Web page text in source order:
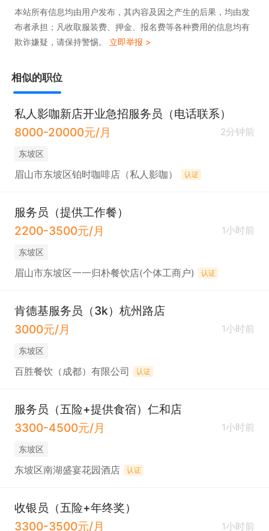
本站所有信息均由用户发布，其内容及因之产生的后果，均由发
布者承担；凡收取服装费、押金、报名费等各种费用的信息均有
欺诈嫌疑，请保持警惕。 立即举报 >
相似的职位
私人影咖新店开业急招服务员（电话联系）
8000-20000元/月
2分钟前
东坡区
眉山市东坡区铂时咖啡店（私人影咖） 认证
服务员（提供工作餐）
2200-3500元/月
1小时前
东坡区
眉山市东坡区一一归朴餐饮店(个体工商户) 认证
肯德基服务员（3k）杭州路店
3000元/月
1小时前
东坡区
百胜餐饮（成都）有限公司 认证
服务员（五险+提供食宿）仁和店
3300-4500元/月
1小时前
东坡区
东坡区南湖盛宴花园酒店 认证
收银员（五险+年终奖）
3300-3500元/月
1小时前